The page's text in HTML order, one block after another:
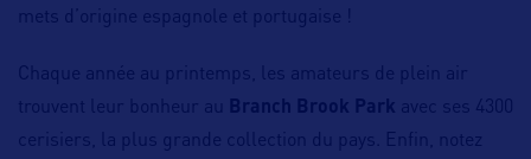
mets d’origine espagnole et portugaise !
Chaque année au printemps, les amateurs de plein air
trouvent leur bonheur au
Branch Brook Park avec ses 4300
cerisiers, la plus grande collection du pays. Enfin, notez